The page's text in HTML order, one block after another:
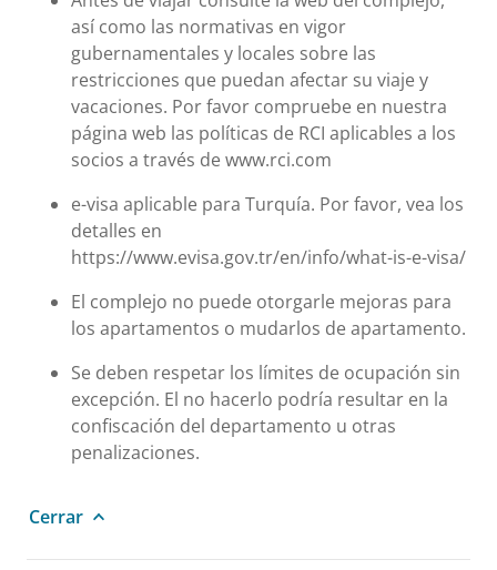
así como las normativas en vigor
gubernamentales y locales sobre las
restricciones que puedan afectar su viaje y
vacaciones. Por favor compruebe en nuestra
página web las políticas de RCI aplicables a los
socios a través de www.rci.com
e-visa aplicable para Turquía. Por favor, vea los
detalles en
https://www.evisa.gov.tr/en/info/what-is-e-visa/
El complejo no puede otorgarle mejoras para
los apartamentos o mudarlos de apartamento.
Se deben respetar los límites de ocupación sin
excepción. El no hacerlo podría resultar en la
confiscación del departamento u otras
penalizaciones.
Cerrar